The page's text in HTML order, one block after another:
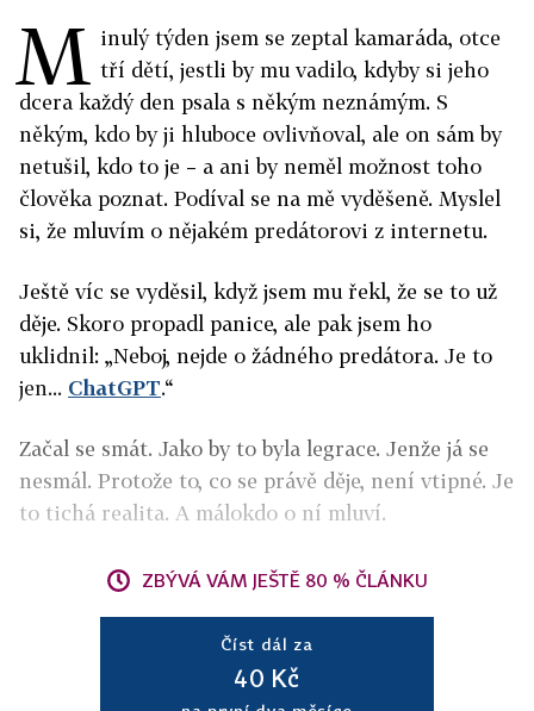
M inulý týden jsem se zeptal kamaráda, otce
tří dětí, jestli by mu vadilo, kdyby si jeho
dcera každý den psala s někým neznámým. S
někým, kdo by ji hluboce ovlivňoval, ale on sám by
netušil, kdo to je – a ani by neměl možnost toho
člověka poznat. Podíval se na mě vyděšeně. Myslel
si, že mluvím o nějakém predátorovi z internetu.
Ještě víc se vyděsil, když jsem mu řekl, že se to už
děje. Skoro propadl panice, ale pak jsem ho
uklidnil: „Neboj, nejde o žádného predátora. Je to
jen... ChatGPT.“
Začal se smát. Jako by to byla legrace. Jenže já se
nesmál. Protože to, co se právě děje, není vtipné. Je
to tichá realita. A málokdo o ní mluví.
ZBÝVÁ VÁM JEŠTĚ 80 % ČLÁNKU
Číst dál za
40 Kč